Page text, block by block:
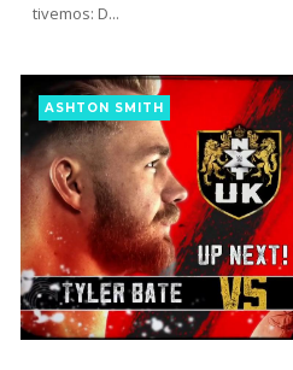
tivemos: D...
ASHTON SMITH